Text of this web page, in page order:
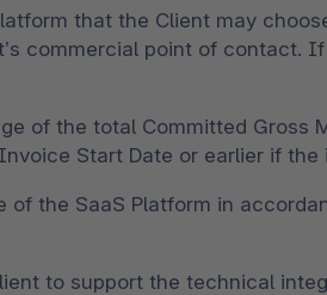
that the Client may
commercial point of contact.
of the total Committed Gross
Start Date or earlier if the
of the SaaS Platform in
to support the technical